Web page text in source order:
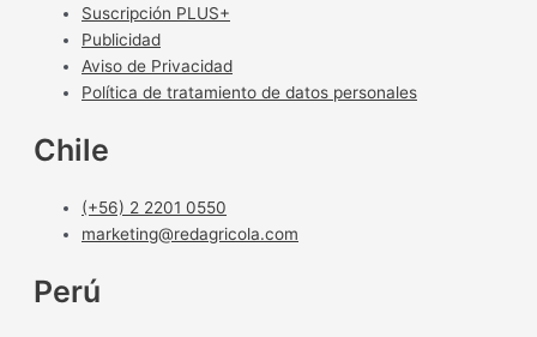
Suscripción PLUS+
Publicidad
Aviso de Privacidad
Política de tratamiento de datos personales
Chile
(+56) 2 2201 0550
marketing@redagricola.com
Perú